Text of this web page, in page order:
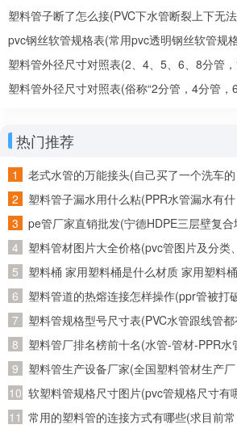
塑料管子断了怎么接(PVC下水管断裂上下无
pvc钢丝软管规格表(常用pvc透明钢丝软管规
塑料管外径尺寸对照表(2、4、5、6、8分管
塑料管外径尺寸对照表(俗称“2分管，4分管，
热门推荐
老式水管的万能接头(自己买了一个洗车的
管子，又从网上买了个万能连接头。接了水
龙头上老是往外漏水怎么办)
塑料管子漏水用什么粘(PPR水管漏水有什
么胶可以粘牢)
pe管厂家直销批发(宁德HDPE三层壁复合
强管批发 诚信为本)
塑料管材图片大全价格(pvc管图片及分类、
发展趋势)
塑料桶 家用塑料桶是什么材质 家用塑料桶
是什么材质的
塑料管道的热熔连接怎样操作(ppr管被打
用热熔重新连接后还会不会有问题)
塑料管规格型号尺寸表(PVC水管跟线管
哪些规格的？)
塑料管厂排名榜前十名(水管-管材-PPR水
十大品牌榜中榜，2011年管业十大品牌？)
塑料管生产设备厂家(全国塑料管材生产厂
家有哪些知名的)
软塑料管规格尺寸图片(pvc管规格尺寸有
几种？主要是直径是多少？)
常用的塑料管的连接方式有哪些(求目前常